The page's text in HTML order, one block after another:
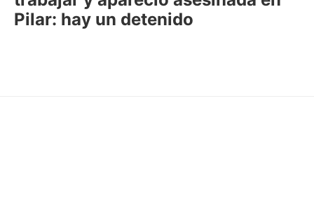
Pilar: hay un detenido